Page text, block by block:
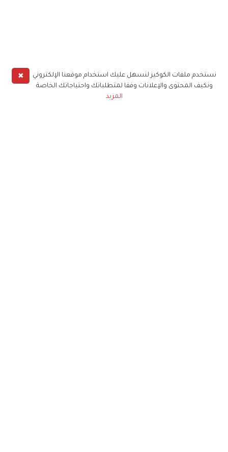
✖
نستخدم ملفات الكوكيز لنسهل عليك استخدام موقعنا الإلكتروني
ونكيف المحتوى والإعلانات وفقا لمتطلباتك واحتياجاتك الخاصة
المزيد